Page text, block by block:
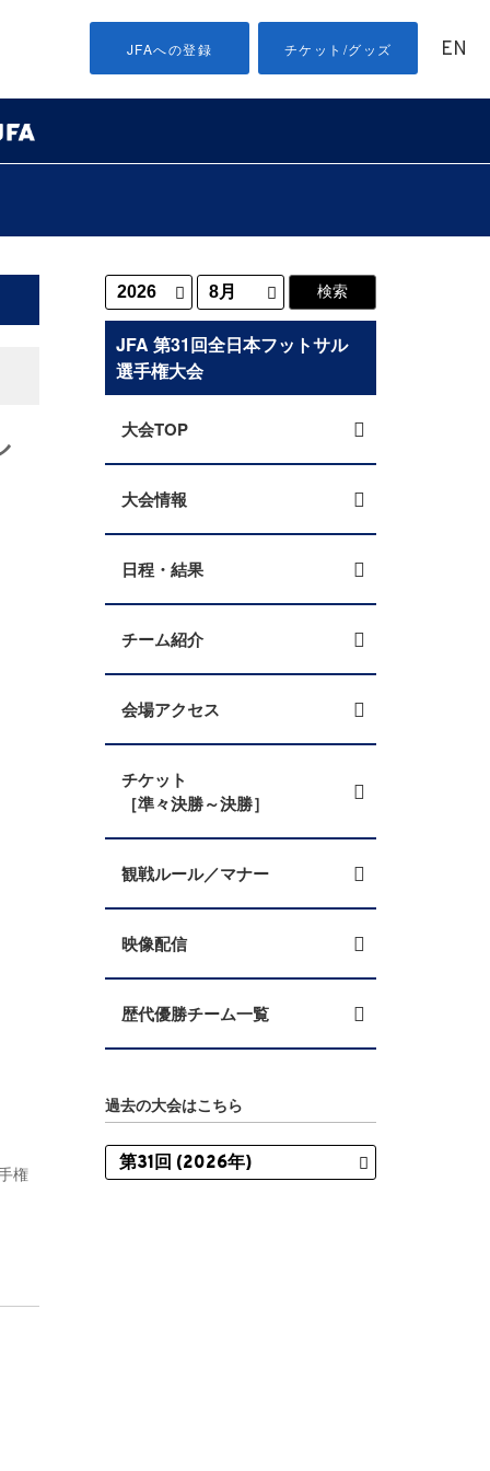
JFAへの登録 チケット/グッズ EN
権
JFA 第31回全日本フットサル
選手権大会
大会TOP
大会情報
日程・結果
チーム紹介
会場アクセス
チケット
［準々決勝～決勝］
観戦ルール／マナー
映像配信
歴代優勝チーム一覧
過去の大会はこちら